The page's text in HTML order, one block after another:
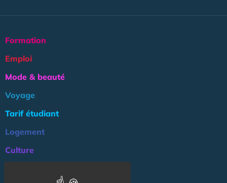
Formation
Emploi
Mode & beauté
Voyage
Tarif étudiant
Logement
Culture